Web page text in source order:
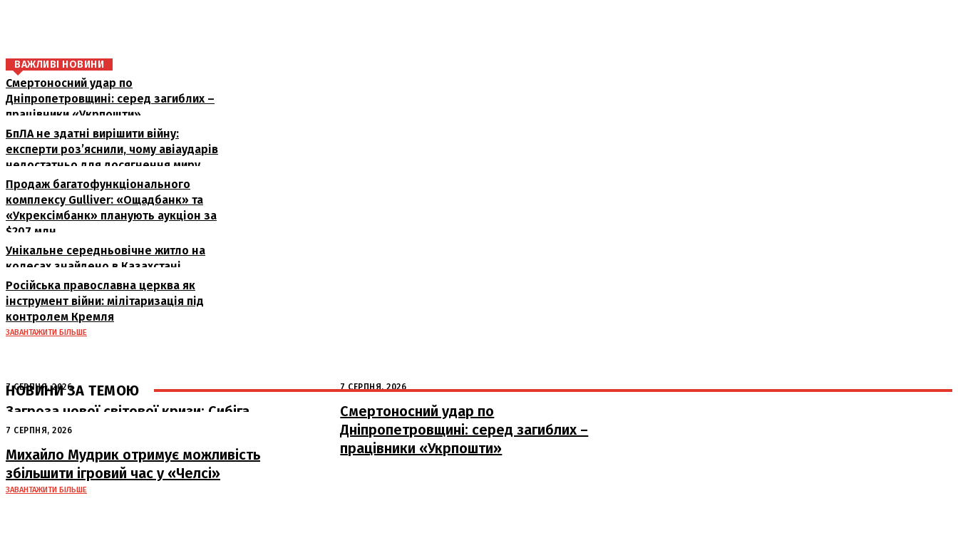
ВАЖЛИВІ НОВИНИ
Смертоносний удар по
Дніпропетровщині: серед загиблих –
працівники «Укрпошти»
БпЛА не здатні вирішити війну:
експерти роз’яснили, чому авіаударів
недостатньо для досягнення миру
Продаж багатофункціонального
комплексу Gulliver: «Ощадбанк» та
«Укрексімбанк» планують аукціон за
$207 млн
Унікальне середньовічне житло на
колесах знайдено в Казахстані
Російська православна церква як
інструмент війни: мілітаризація під
контролем Кремля
ЗАВАНТАЖИТИ БІЛЬШЕ
НОВИНИ ЗА ТЕМОЮ
7 СЕРПНЯ, 2026
Загроза нової світової кризи: Сибіга
попередив про наслідки атак РФ на
судна
7 СЕРПНЯ, 2026
Смертоносний удар по
Дніпропетровщині: серед загиблих –
працівники «Укрпошти»
7 СЕРПНЯ, 2026
Михайло Мудрик отримує можливість
збільшити ігровий час у «Челсі»
ЗАВАНТАЖИТИ БІЛЬШЕ